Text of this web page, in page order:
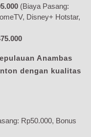
(Biaya Pasang:
Disney+ Hotstar,
Anambas
dengan kualitas
Rp50.000, Bonus